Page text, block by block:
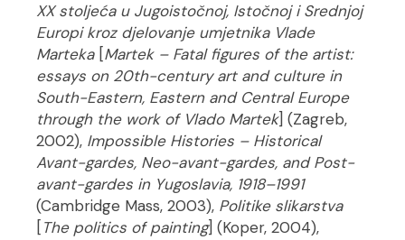
XX stoljeća u Jugoistočnoj, Istočnoj i Srednjoj
Europi kroz djelovanje umjetnika Vlade
Marteka[Martek – Fatal figures of the artist:
essays on 20th-century art and culture in
South-Eastern, Eastern and Central Europe
through the work of Vlado Martek] (Zagreb,
2002), Impossible Histories – Historical
Avant-gardes, Neo-avant-gardes, and Post-
avant-gardes in Yugoslavia, 1918–1991
(Cambridge Mass, 2003), Politike slikarstva
[The politics of painting] (Koper, 2004),